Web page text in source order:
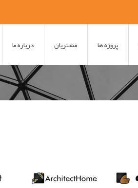
پروژه ها مشتريان درباره ما